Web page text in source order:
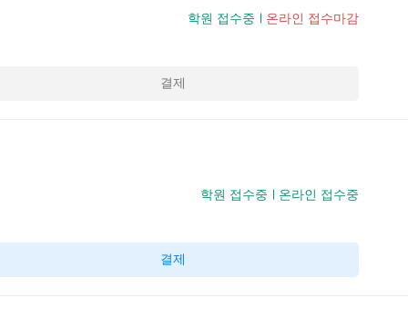
학원 접수중 온라인 접수마감
결제
학원 접수중 온라인 접수중
결제